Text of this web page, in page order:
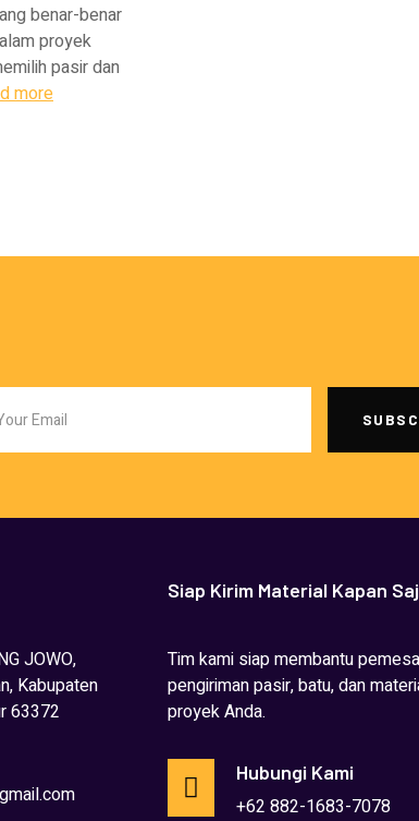
benar-benar
proyek
pasir dan
more
JOWO,
Kabupaten
63372
Siap Kirim Material Kapan
Tim kami siap membantu
pengiriman pasir, batu, dan
proyek Anda.
Hubungi Kami
+62 882-1683-7078